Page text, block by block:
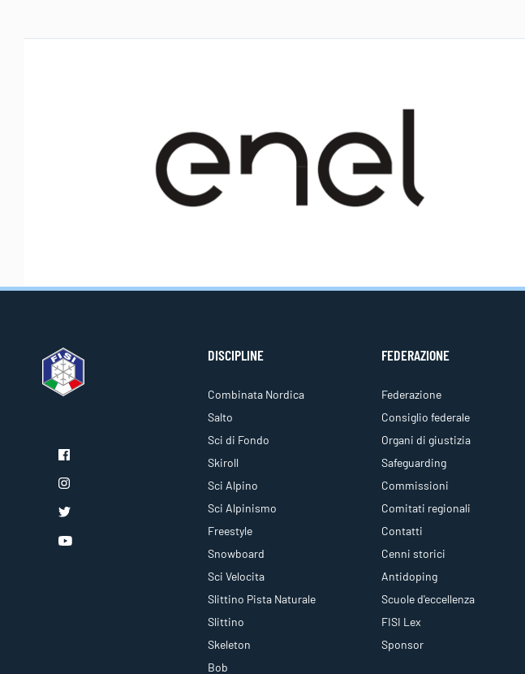
DISCIPLINE
Combinata Nordica
Salto
Sci di Fondo
Skiroll
Sci Alpino
Sci Alpinismo
Freestyle
Snowboard
Sci Velocita
Slittino Pista Naturale
Slittino
Skeleton
Bob
FEDERAZIONE
Federazione
Consiglio federale
Organi di giustizia
Safeguarding
Commissioni
Comitati regionali
Contatti
Cenni storici
Antidoping
Scuole d'eccellenza
FISI Lex
Sponsor